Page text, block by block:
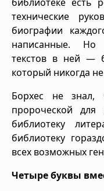
технические
биографии
написанные. Но
текстов в ней —
который никогда
Борхес не знал,
пророческой
библиотеку
библиотеку
всех возможных
Четыре буквы